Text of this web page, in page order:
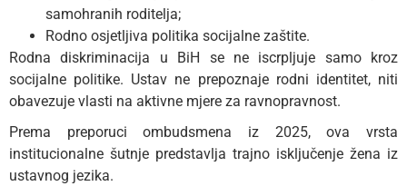
samohranih roditelja;
Rodno osjetljiva politika socijalne zaštite.
Rodna diskriminacija u BiH se ne iscrpljuje samo kroz
socijalne politike. Ustav ne prepoznaje rodni identitet, niti
obavezuje vlasti na aktivne mjere za ravnopravnost.
Prema preporuci ombudsmena iz 2025, ova vrsta
institucionalne šutnje predstavlja trajno isključenje žena iz
ustavnog jezika.